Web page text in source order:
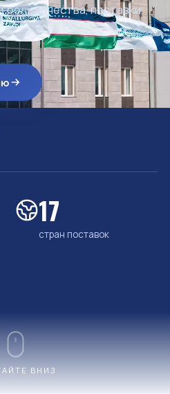
качества, поставки
17
стран поставок
ВНИЗ